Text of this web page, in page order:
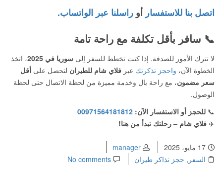
اتصل بنا للاستفسار أو راسلنا عبر الواتساب.
📞 سافر بأقل تكلفة مع راحة تامة
لا تترك الأمور للصدفة. إذا كنت تخطط للسفر إلى سوريا في 2025
، اتخذ
الخطوة الآن، واحجز تذكرتك عبر فلاي شام للطيران لتحصل على أقل
سعر مضمون، مع راحة بال وخدمة مميزة من لحظة الاتصال حتى لحظة
الوصول.
📞 للحجز أو الاستفسار الآن: 00971564181812
✈️ فلاي شام – رحلتك تبدأ من هنا!
manager
السفر , حجز تذاكر طيران No comments